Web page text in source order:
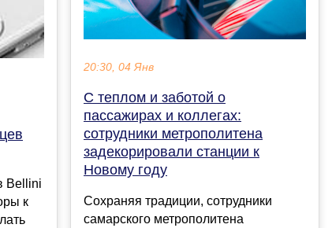
Bellini
к
20:30, 04 Янв
С теплом и заботой о
пассажирах и коллегах:
сотрудники метрополитена
задекорировали станции к
Новому году
Сохраняя традиции, сотрудники
самарского метрополитена